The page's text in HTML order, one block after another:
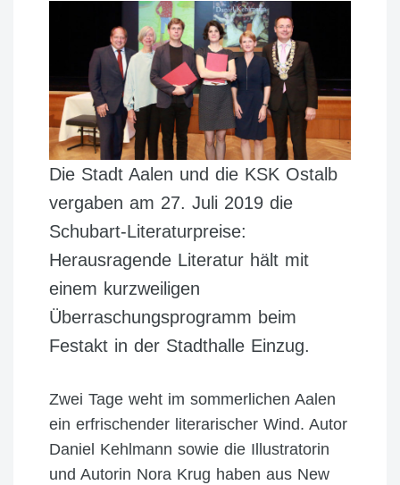
Die Stadt Aalen und die KSK Ostalb
vergaben am 27. Juli 2019 die
Schubart-Literaturpreise:
Herausragende Literatur hält mit
einem kurzweiligen
Überraschungsprogramm beim
Festakt in der Stadthalle Einzug.
Zwei Tage weht im sommerlichen Aalen
ein erfrischender literarischer Wind. Autor
Daniel Kehlmann sowie die Illustratorin
und Autorin Nora Krug haben aus New